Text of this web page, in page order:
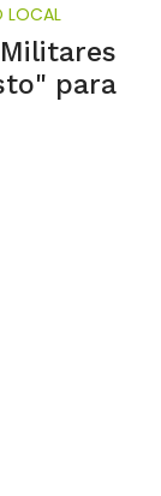
LOCAL
para